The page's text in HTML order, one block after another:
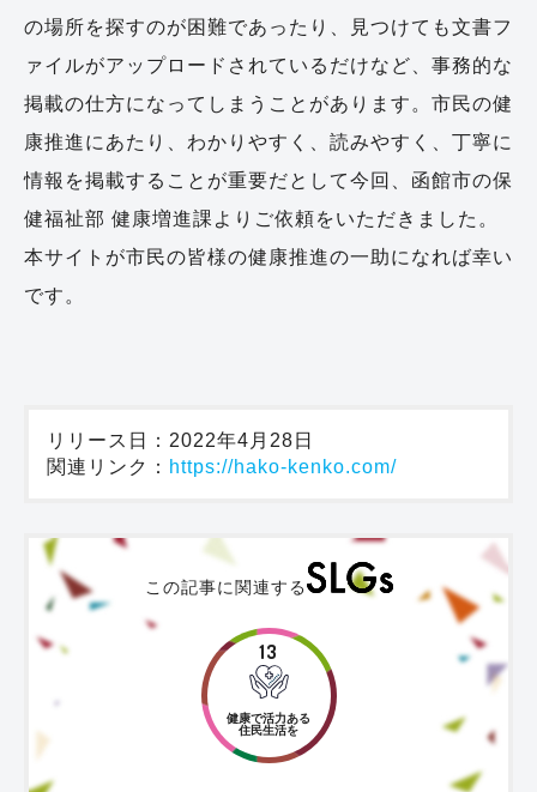
の場所を探すのが困難であったり、見つけても文書フ
ァイルがアップロードされているだけなど、事務的な
掲載の仕方になってしまうことがあります。市民の健
康推進にあたり、わかりやすく、読みやすく、丁寧に
情報を掲載することが重要だとして今回、函館市の保
健福祉部 健康増進課よりご依頼をいただきました。
本サイトが市民の皆様の健康推進の一助になれば幸い
です。
リリース日：2022年4月28日
関連リンク： https://hako-kenko.com/
この記事に関連する
13
健康で活力ある
住民生活を